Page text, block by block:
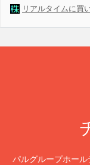
リアルタイムに買
パルグループホー